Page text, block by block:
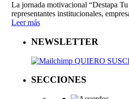
La jornada motivacional “Destapa
representantes institucionales,
Leer más
NEWSLETTER
QUIERO
SECCIONES